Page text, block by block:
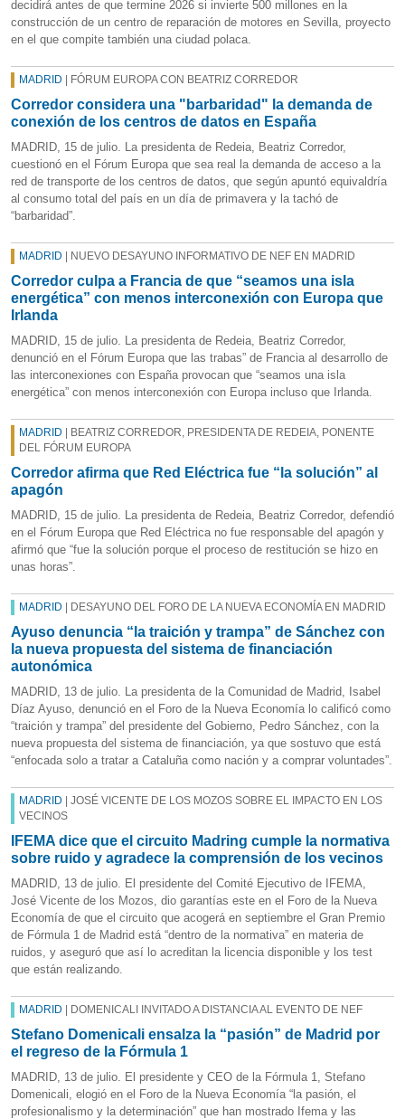
decidirá antes de que termine 2026 si invierte 500 millones en la
construcción de un centro de reparación de motores en Sevilla, proyecto
en el que compite también una ciudad polaca.
MADRID | FÓRUM EUROPA CON BEATRIZ CORREDOR
Corredor considera una "barbaridad" la demanda de
conexión de los centros de datos en España
MADRID, 15 de julio. La presidenta de Redeia, Beatriz Corredor,
cuestionó en el Fórum Europa que sea real la demanda de acceso a la
red de transporte de los centros de datos, que según apuntó equivaldría
al consumo total del país en un día de primavera y la tachó de
“barbaridad”.
MADRID | NUEVO DESAYUNO INFORMATIVO DE NEF EN MADRID
Corredor culpa a Francia de que “seamos una isla
energética” con menos interconexión con Europa que
Irlanda
MADRID, 15 de julio. La presidenta de Redeia, Beatriz Corredor,
denunció en el Fórum Europa que las trabas” de Francia al desarrollo de
las interconexiones con España provocan que “seamos una isla
energética” con menos interconexión con Europa incluso que Irlanda.
MADRID | BEATRIZ CORREDOR, PRESIDENTA DE REDEIA, PONENTE
DEL FÓRUM EUROPA
Corredor afirma que Red Eléctrica fue “la solución” al
apagón
MADRID, 15 de julio. La presidenta de Redeia, Beatriz Corredor, defendió
en el Fórum Europa que Red Eléctrica no fue responsable del apagón y
afirmó que “fue la solución porque el proceso de restitución se hizo en
unas horas”.
MADRID | DESAYUNO DEL FORO DE LA NUEVA ECONOMÍA EN MADRID
Ayuso denuncia “la traición y trampa” de Sánchez con
la nueva propuesta del sistema de financiación
autonómica
MADRID, 13 de julio. La presidenta de la Comunidad de Madrid, Isabel
Díaz Ayuso, denunció en el Foro de la Nueva Economía lo calificó como
“traición y trampa” del presidente del Gobierno, Pedro Sánchez, con la
nueva propuesta del sistema de financiación, ya que sostuvo que está
“enfocada solo a tratar a Cataluña como nación y a comprar voluntades”.
MADRID | JOSÉ VICENTE DE LOS MOZOS SOBRE EL IMPACTO EN LOS
VECINOS
IFEMA dice que el circuito Madring cumple la normativa
sobre ruido y agradece la comprensión de los vecinos
MADRID, 13 de julio. El presidente del Comité Ejecutivo de IFEMA,
José Vicente de los Mozos, dio garantías este en el Foro de la Nueva
Economía de que el circuito que acogerá en septiembre el Gran Premio
de Fórmula 1 de Madrid está “dentro de la normativa” en materia de
ruidos, y aseguró que así lo acreditan la licencia disponible y los test
que están realizando.
MADRID | DOMENICALI INVITADO A DISTANCIA AL EVENTO DE NEF
Stefano Domenicali ensalza la “pasión” de Madrid por
el regreso de la Fórmula 1
MADRID, 13 de julio. El presidente y CEO de la Fórmula 1, Stefano
Domenicali, elogió en el Foro de la Nueva Economía “la pasión, el
profesionalismo y la determinación” que han mostrado Ifema y las